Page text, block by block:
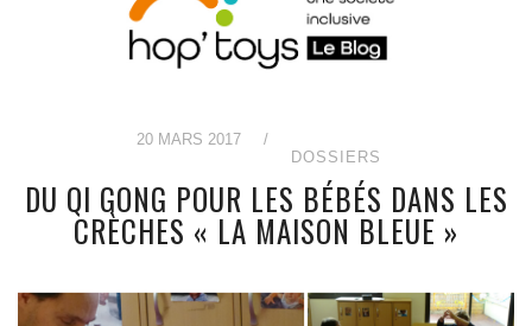
20 MARS 2017
/
DOSSIERS
DU QI GONG POUR LES BÉBÉS DANS LES
CRÈCHES « LA MAISON BLEUE »